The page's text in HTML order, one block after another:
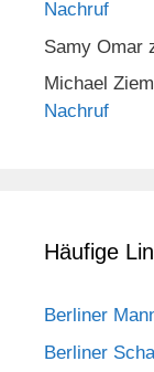
Nachruf
Samy Omar
Michael
Nachruf
Häufige
Berliner
Berliner